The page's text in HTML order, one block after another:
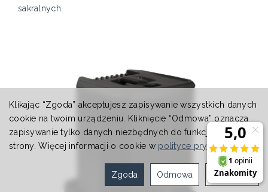
sakralnych.
Klikając “Zgoda” akceptujesz zapisywanie wszystkich danych
cookie na twoim urządzeniu. Kliknięcie “Odmowa” oznacza
zapisywanie tylko danych niezbędnych do funkcjonowania
strony. Więcej informacji o cookie w polityce prywatności.
Ustawienia
Odmowa
Zgoda